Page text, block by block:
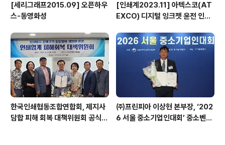
[세리그래프2015.09] 오픈하우
스-동영화성
[인쇄계2023.11] 아텍스코(AT
EXCO) 디지털 잉크젯 윤전 인쇄
기능적 강점을 살려, 보다 넓은 시
장을 열어 나갈 것 - 아텍스코(AT
EXCO) 국내 총판 ㈜풀린키 강성
민 전무이사
한국인쇄협동조합연합회, 제지사
담합 피해 회복 대책위원회 공식
㈜프린피아 이상현 본부장, ‘202
6 서울 중소기업인대회’ 중소벤처